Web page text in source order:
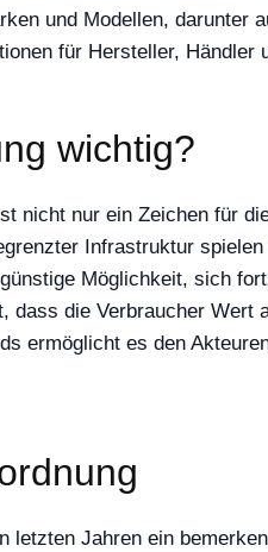
und Modellen, darunter
für Hersteller, Händler
wichtig?
nicht nur ein Zeichen für
Infrastruktur
Möglichkeit, sich
dass die Verbraucher
ermöglicht es den
letzten Jahren ein